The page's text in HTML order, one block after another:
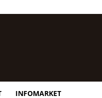
INFOMARKET